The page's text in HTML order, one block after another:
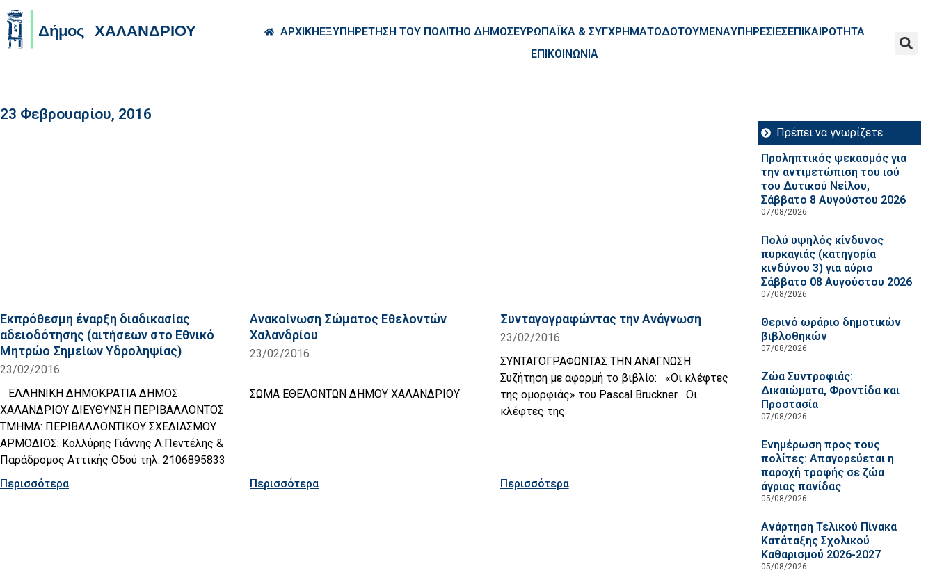
ΑΡΧΙΚΗΕΞΥΠΗΡΕΤΗΣΗ ΤΟΥ ΠΟΛΙΤΗΟ ΔΗΜΟΣΕΥΡΩΠΑΪΚΑ & ΣΥΓΧΡΗΜΑΤΟΔΟΤΟΥΜΕΝΑΥΠΗΡΕΣΙΕΣΕΠΙΚΑΙΡΟΤΗΤΑ
ΕΠΙΚΟΙΝΩΝΙΑ
23 Φεβρουαρίου, 2016
Eκπρόθεσμη έναρξη διαδικασίας
αδειοδότησης (αιτήσεων στο Εθνικό
Μητρώο Σημείων Υδροληψίας)
23/02/2016
ΕΛΛΗΝΙΚΗ ΔΗΜΟΚΡΑΤΙΑ ΔΗΜΟΣ
ΧΑΛΑΝΔΡΙΟΥ ΔΙΕΥΘΥΝΣΗ ΠΕΡΙΒΑΛΛΟΝΤΟΣ
ΤΜΗΜΑ: ΠΕΡΙΒΑΛΛΟΝΤΙΚΟΥ ΣΧΕΔΙΑΣΜΟΥ
ΑΡΜΟΔΙΟΣ: Κολλύρης Γιάννης Λ.Πεντέλης &
Παράδρομος Αττικής Οδού τηλ: 2106895833
Περισσότερα
Ανακοίνωση Σώματος Εθελοντών
Χαλανδρίου
23/02/2016
ΣΩΜΑ ΕΘΕΛΟΝΤΩΝ ΔΗΜΟΥ ΧΑΛΑΝΔΡΙΟΥ
Περισσότερα
Συνταγογραφώντας την Ανάγνωση
23/02/2016
ΣΥΝΤΑΓΟΓΡΑΦΩΝΤΑΣ ΤΗΝ ΑΝΑΓΝΩΣΗ
Συζήτηση με αφορμή το βιβλίο: «Οι κλέφτες
της ομορφιάς» του Pascal Bruckner Οι
κλέφτες της
Περισσότερα
Πρέπει να γνωρίζετε
Προληπτικός ψεκασμός για
την αντιμετώπιση του ιού
του Δυτικού Νείλου,
Σάββατο 8 Αυγούστου 2026
07/08/2026
Πολύ υψηλός κίνδυνος
πυρκαγιάς (κατηγορία
κινδύνου 3) για αύριο
Σάββατο 08 Αυγούστου 2026
07/08/2026
Θερινό ωράριο δημοτικών
βιβλοθηκών
07/08/2026
Ζώα Συντροφιάς:
Δικαιώματα, Φροντίδα και
Προστασία
07/08/2026
Ενημέρωση προς τους
πολίτες: Απαγορεύεται η
παροχή τροφής σε ζώα
άγριας πανίδας
05/08/2026
Ανάρτηση Τελικού Πίνακα
Κατάταξης Σχολικού
Καθαρισμού 2026-2027
05/08/2026